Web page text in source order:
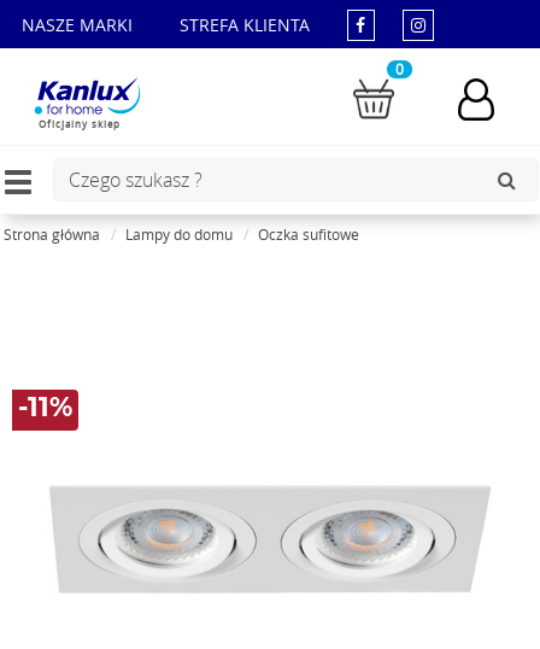
NASZE MARKI STREFA KLIENTA
Oficjalny sklep
0
Toggle
Strona główna Lampy do domu Oczka sufitowe
-11%